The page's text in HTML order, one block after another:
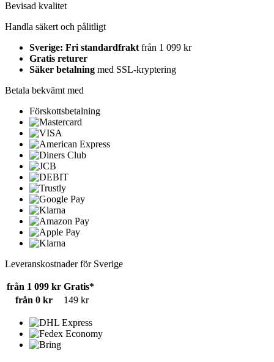
Bevisad kvalitet
Handla säkert och pålitligt
Sverige: Fri standardfrakt från 1 099 kr
Gratis returer
Säker betalning med SSL-kryptering
Betala bekvämt med
Förskottsbetalning
Leveranskostnader för Sverige
från 1 099 kr Gratis*
från 0 kr
149 kr